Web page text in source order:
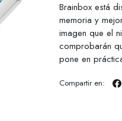
Brainbox está
memoria y
imagen que el
comprobarán
pone en
Compartir en: